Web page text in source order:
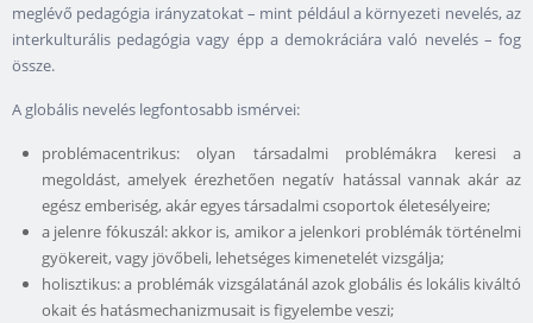
meglévő pedagógia irányzatokat – mint például a környezeti nevelés, az
interkulturális pedagógia vagy épp a demokráciára való nevelés – fog
össze.
A globális nevelés legfontosabb ismérvei:
problémacentrikus: olyan társadalmi problémákra keresi a
megoldást, amelyek érezhetően negatív hatással vannak akár az
egész emberiség, akár egyes társadalmi csoportok életesélyeire;
a jelenre fókuszál: akkor is, amikor a jelenkori problémák történelmi
gyökereit, vagy jövőbeli, lehetséges kimenetelét vizsgálja;
holisztikus: a problémák vizsgálatánál azok globális és lokális kiváltó
okait és hatásmechanizmusait is figyelembe veszi;